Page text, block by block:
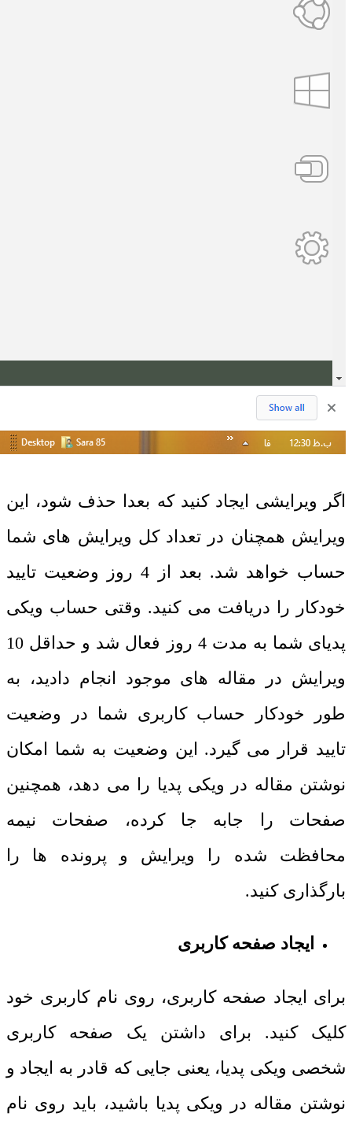
اگر ویرایشی ایجاد کنید که بعدا حذف شود، این
ویرایش همچنان در تعداد کل ویرایش های شما
حساب خواهد شد. بعد از 4 روز وضعیت تایید
خودکار را دریافت می کنید. وقتی حساب ویکی
پدیای شما به مدت 4 روز فعال شد و حداقل 10
ویرایش در مقاله های موجود انجام دادید، به
طور خودکار حساب کاربری شما در وضعیت
تایید قرار می گیرد. این وضعیت به شما امکان
نوشتن مقاله در ویکی پدیا را می دهد، همچنین
صفحات را جابه جا کرده، صفحات نیمه
محافظت شده را ویرایش و پرونده ها را
بارگذاری کنید.
ایجاد صفحه کاربری
برای ایجاد صفحه کاربری، روی نام کاربری خود
کلیک کنید. برای داشتن یک صفحه کاربری
شخصی ویکی پدیا، یعنی جایی که قادر به ایجاد و
نوشتن مقاله در ویکی پدیا باشید، باید روی نام